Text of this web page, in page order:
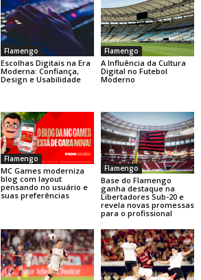
Flamengo
Escolhas Digitais na Era
Moderna: Confiança,
Design e Usabilidade
Flamengo
A Influência da Cultura
Digital no Futebol
Moderno
Flamengo
MC Games moderniza
blog com layout
pensando no usuário e
suas preferências
Flamengo
Base do Flamengo
ganha destaque na
Libertadores Sub-20 e
revela novas promessas
para o profissional